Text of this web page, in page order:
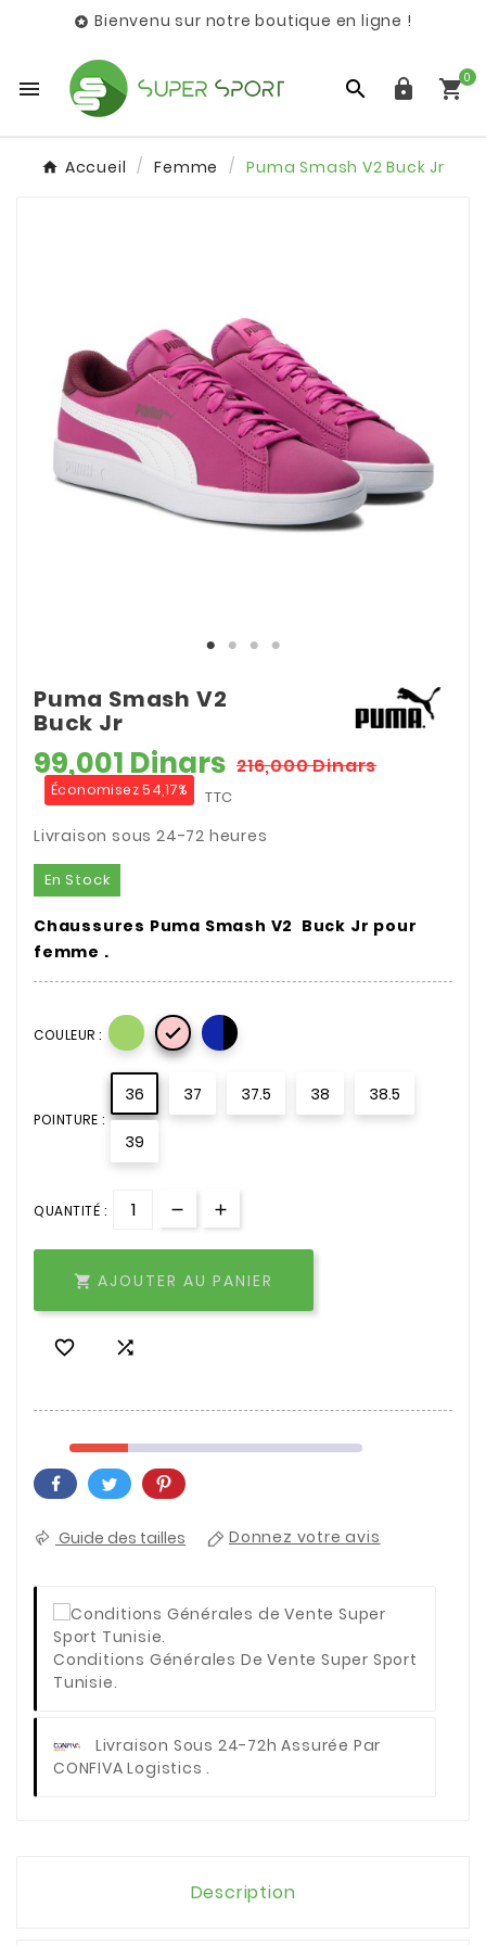
 Bienvenu sur notre boutique en ligne !
   0
Accueil Femme Puma Smash V2 Buck Jr
Puma Smash V2
Buck Jr
99,001 Dinars 216,000 Dinars
Économisez 54,17% TTC
Livraison sous 24-72 heures
En Stock
Chaussures Puma Smash V2 Buck Jr pour
femme .
COULEUR : 
POINTURE :
36 37 37.5 38 38.5
39
QUANTITÉ :
 AJOUTER AU PANIER
 
Guide des tailles Donnez votre avis
Conditions Générales De Vente Super Sport
Tunisie.
Livraison Sous 24-72h Assurée Par
CONFIVA Logistics .
Description